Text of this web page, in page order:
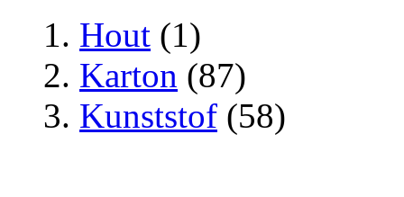
Hout (1)
Karton (87)
Kunststof (58)